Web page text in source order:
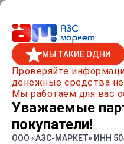
Главная / Каталог товаров
Насосы серии
МЫ ТАКИЕ ОДНИ
Проверяйте
денежные средства
Мы работаем для вас
Уважаемые
покупатели!
ООО «АЗС-МАРКЕТ» ИНН